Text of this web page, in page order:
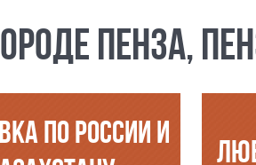
ПЕНЗА,
ПО РОССИИ И